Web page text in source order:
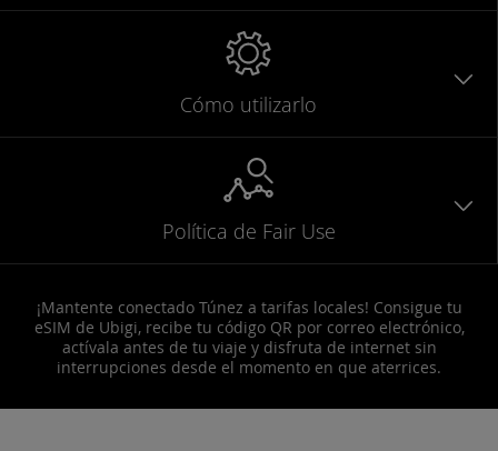
Cómo utilizarlo
Política de Fair Use
¡Mantente conectado Túnez a tarifas locales! Consigue tu
eSIM de Ubigi, recibe tu código QR por correo electrónico,
actívala antes de tu viaje y disfruta de internet sin
interrupciones desde el momento en que aterrices.